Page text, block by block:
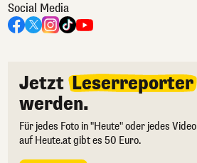
Social Media
Jetzt Leserreporter
werden.
Für jedes Foto in "Heute" oder jedes Video
auf Heute.at gibt es 50 Euro.